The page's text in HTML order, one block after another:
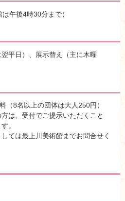
午後4時30分まで）
平日）、展示替え（主に木曜
（8名以上の団体は大人250円）
は、受付でご提示いただくこと
。
ては最上川美術館までお問合せく